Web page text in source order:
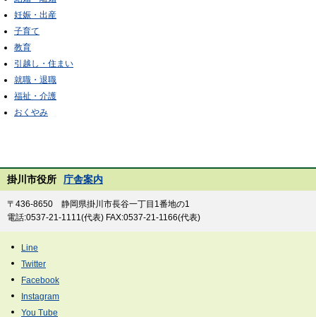
妊娠・出産
子育て
教育
引越し・住まい
就職・退職
福祉・介護
おくやみ
掛川市役所 庁舎案内
〒436-8650 静岡県掛川市長谷一丁目1番地の1
電話:0537-21-1111(代表) FAX:0537-21-1166(代表)